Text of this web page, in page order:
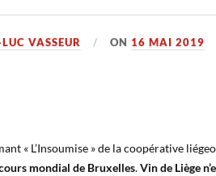
VASSEUR ON 16 MAI 2019
« L’Insoumise » de la coopérative
mondial de Bruxelles.Vin de Liège